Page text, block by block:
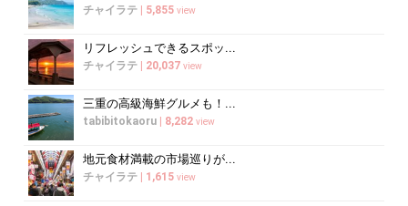
チャイラテ | 5,855 view
リフレッシュできるスポッ...
チャイラテ | 20,037 view
三重の高級海鮮グルメも！...
tabibitokaoru | 8,282 view
地元食材満載の市場巡りが...
チャイラテ | 1,615 view